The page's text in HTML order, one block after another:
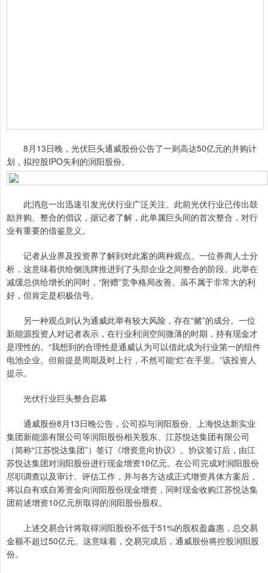
8月13日晚，光伏巨头通威股份公告了一则高达50亿元的并购计
划，拟控股IPO失利的润阳股份。
此消息一出迅速引发光伏行业广泛关注。此前光伏行业已传出鼓
励并购、整合的倡议，据记者了解，此单属巨头间的首次整合，对行
业有重要的借鉴意义。
记者从业界及投资界了解到对此案的两种观点。一位券商人士分
析，这意味着供给侧洗牌推进到了头部企业之间整合的阶段。此举在
减缓总供给增长的同时，“附赠”竞争格局改善。虽不属于非常大的利
好，但肯定是积极信号。
另一种观点则认为通威此举有较大风险，存在“赌”的成分。一位
新能源投资人对记者表示，在行业利润空间微薄的时期，持有现金才
是理性的。“我想到的合理性是通威认为可以借此成为行业第一的组件
电池企业。但前提是周期及时上行，不然可能‘烂’在手里。”该投资人
提示。
光伏行业巨头整合启幕
通威股份8月13日晚公告，公司拟与润阳股份、上海悦达新实业
集团新能源有限公司等润阳股份相关股东、江苏悦达集团有限公司
（简称“江苏悦达集团”）签订《增资意向协议》。协议签订后，由江
苏悦达集团对润阳股份进行现金增资10亿元。在公司完成对润阳股份
尽职调查以及审计、评估工作，并与各方达成正式增资具体方案后，
将以自有或自筹资金向润阳股份现金增资，同时现金收购江苏悦达集
团前述增资10亿元所取得的润阳股份股权。
上述交易合计将取得润阳股份不低于51%的股权盈鑫惠，总交易
金额不超过50亿元。这意味着，交易完成后，通威股份将控股润阳股
份。